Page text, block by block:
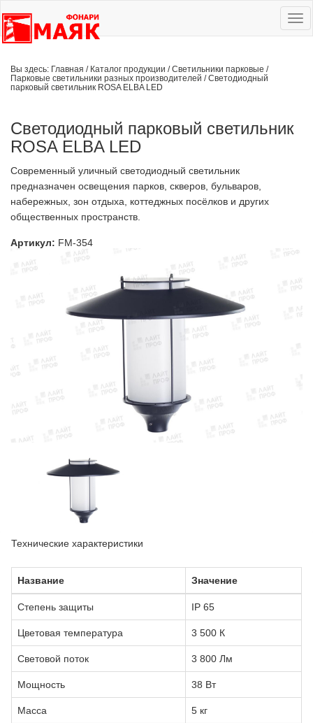
Вы здесь: Главная / Каталог продукции /Светильники парковые /
Парковые светильники разных производителей /Светодиодный
парковый светильник ROSA ELBA LED
Светодиодный парковый светильник
ROSA ELBA LED
Современный уличный светодиодный светильник
предназначен освещения парков, скверов, бульваров,
набережных, зон отдыха, коттеджных посёлков и других
общественных пространств.
Артикул: FM-354
Технические характеристики
Название Значение
Степень защиты IP 65
Цветовая температура 3 500 К
Световой поток 3 800 Лм
Мощность 38 Вт
Масса 5 кг